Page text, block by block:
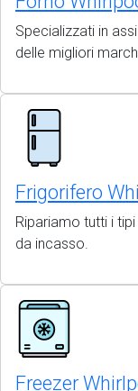
Specializzati in
delle migliori
Frigorifero
Ripariamo tutti i
da incasso.
Freezer